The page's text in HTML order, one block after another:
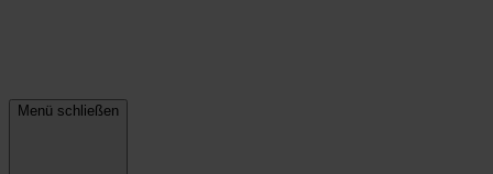
Menü schließen